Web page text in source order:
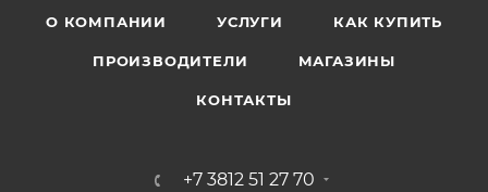
О КОМПАНИИ УСЛУГИ КАК КУПИТЬ
ПРОИЗВОДИТЕЛИ МАГАЗИНЫ
КОНТАКТЫ
+7 3812 51 27 70